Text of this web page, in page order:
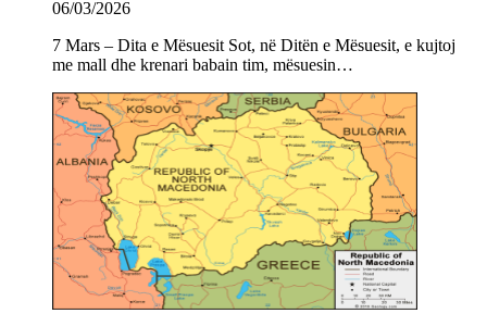
06/03/2026
7 Mars – Dita e Mësuesit Sot, në Ditën e Mësuesit, e kujtoj
me mall dhe krenari babain tim, mësuesin…